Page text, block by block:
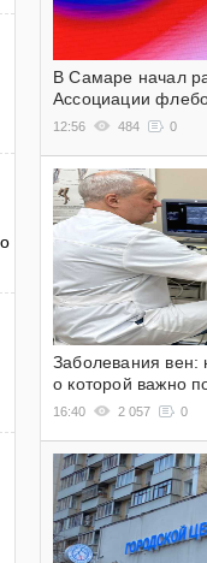
В Самаре начал
Ассоциации
12:56 484 0
Заболевания вен:
о которой важно
16:40 2 057 0